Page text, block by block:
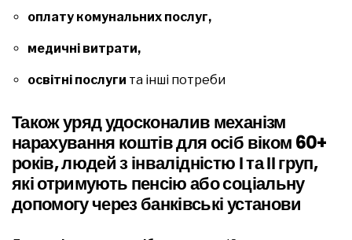
оплату комунальних послуг,
медичні витрати,
освітні послуги та інші потреби
Також уряд удосконалив механізм
нарахування коштів для осіб віком60+
років,людей зінвалідністю І та ІІ груп,
які отримують пенсію або соціальну
допомогу через банківські установи